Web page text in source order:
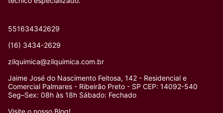
551634342629
(16) 3434-2629
zilquimica@zilquimica.com.br
Jaime José do Nascimento Feitosa, 142 - Residencial e
Comercial Palmares - Ribeirão Preto - SP CEP: 14092-540
Seg–Sex: 08h às 18h Sábado: Fechado